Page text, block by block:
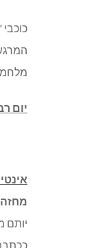
יום רביעי, 15.12, בשעה 20:30, אודיטוריום
מחזה
יותם